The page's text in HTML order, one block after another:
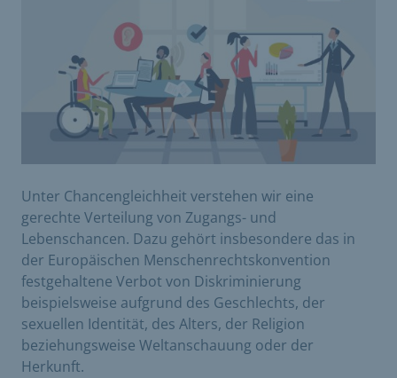
Unter Chancengleichheit verstehen wir eine
gerechte Verteilung von Zugangs- und
Lebenschancen. Dazu gehört insbesondere das in
der Europäischen Menschenrechtskonvention
festgehaltene Verbot von Diskriminierung
beispielsweise aufgrund des Geschlechts, der
sexuellen Identität, des Alters, der Religion
beziehungsweise Weltanschauung oder der
Herkunft.